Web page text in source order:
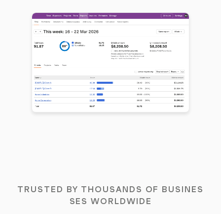
TRUSTED BY THOUSANDS OF BUSINES
SES WORLDWIDE